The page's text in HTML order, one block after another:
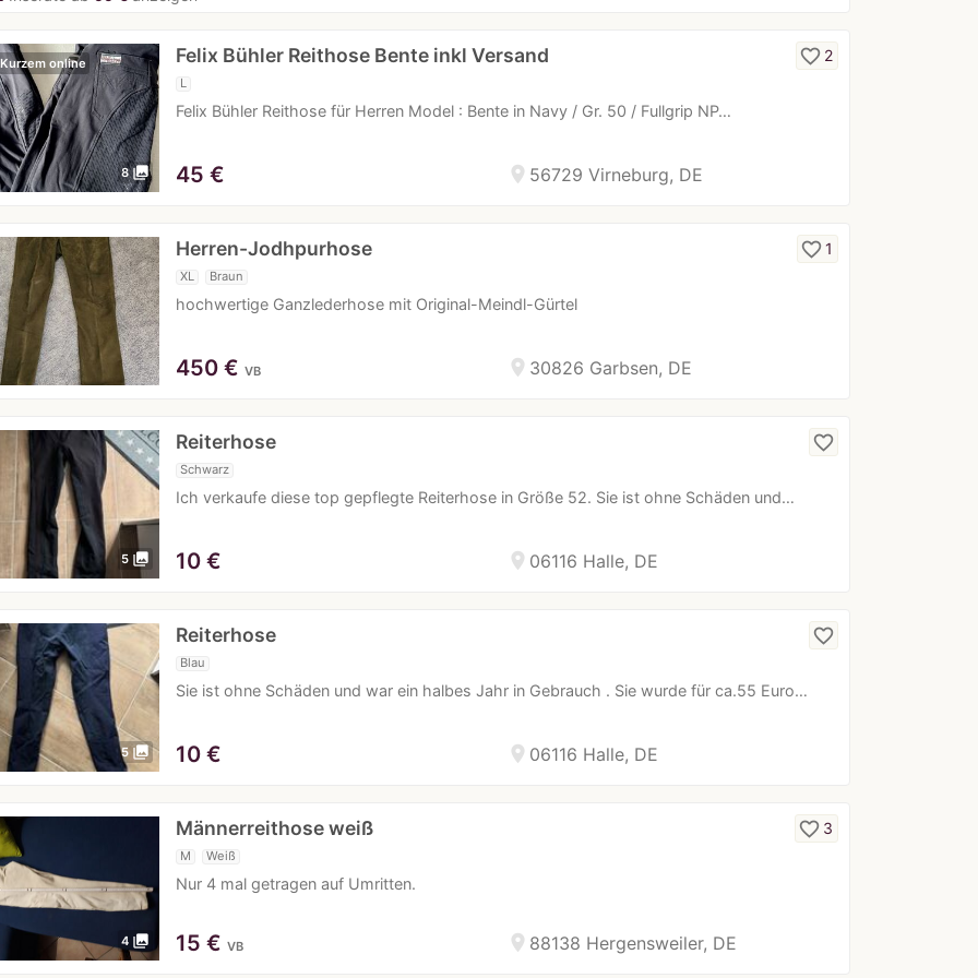
8 photo_library
online Felix Bühler Reithose Bente inkl Versand
L
Felix Bühler Reithose für Herren Model : Bente in Navy / Gr. 50 / Fullgrip NP…
favorite_border 2
location_on 56729 Virneburg, DE
45 €
Herren-Jodhpurhose
XL Braun
hochwertige Ganzlederhose mit Original-Meindl-Gürtel
favorite_border1
location_on 30826 Garbsen, DE
450 € VB
5 photo_library
Reiterhose
Schwarz
Ich verkaufe diese top gepflegte Reiterhose in Größe 52. Sie ist ohne Schäden und…
favorite_border
location_on 06116 Halle, DE
10 €
5 photo_library
Reiterhose
Blau
Sie ist ohne Schäden und war ein halbes Jahr in Gebrauch . Sie wurde für ca.55 Euro…
favorite_border
location_on 06116 Halle, DE
10 €
4 photo_library
Männerreithose weiß
M Weiß
Nur 4 mal getragen auf Umritten.
favorite_border 3
location_on 88138 Hergensweiler, DE
15 € VB